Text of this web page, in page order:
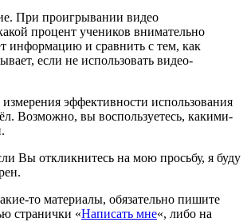
При проигрывании видео
процент учеников внимательно
информацию и сравнить с тем, как
если не использовать видео-
эффективности использования
Возможно, вы воспользуетесь, какими-
Вы откликнитесь на мою просьбу, я буду
то материалы, обязательно пишите
странички «Написать мне«, либо на